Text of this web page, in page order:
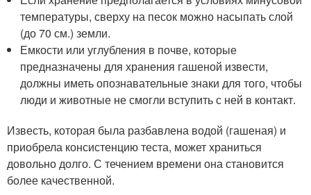
температуры, сверху на песок можно насыпать слой
(до 70 см.) земли.
Емкости или углубления в почве, которые
предназначены для хранения гашеной извести,
должны иметь опознавательные знаки для того, чтобы
люди и животные не смогли вступить с ней в контакт.
Известь, которая была разбавлена водой (гашеная) и
приобрела консистенцию теста, может храниться
довольно долго. С течением времени она становится
более качественной.